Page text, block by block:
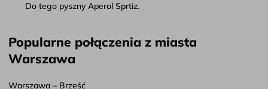
Do tego pyszny Aperol Sprtiz.
Popularne połączenia z miasta
Warszawa
Warszawa – Brześć